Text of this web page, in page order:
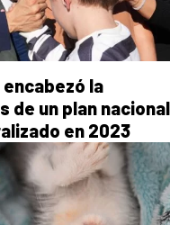
la
de un plan nacional
en 2023